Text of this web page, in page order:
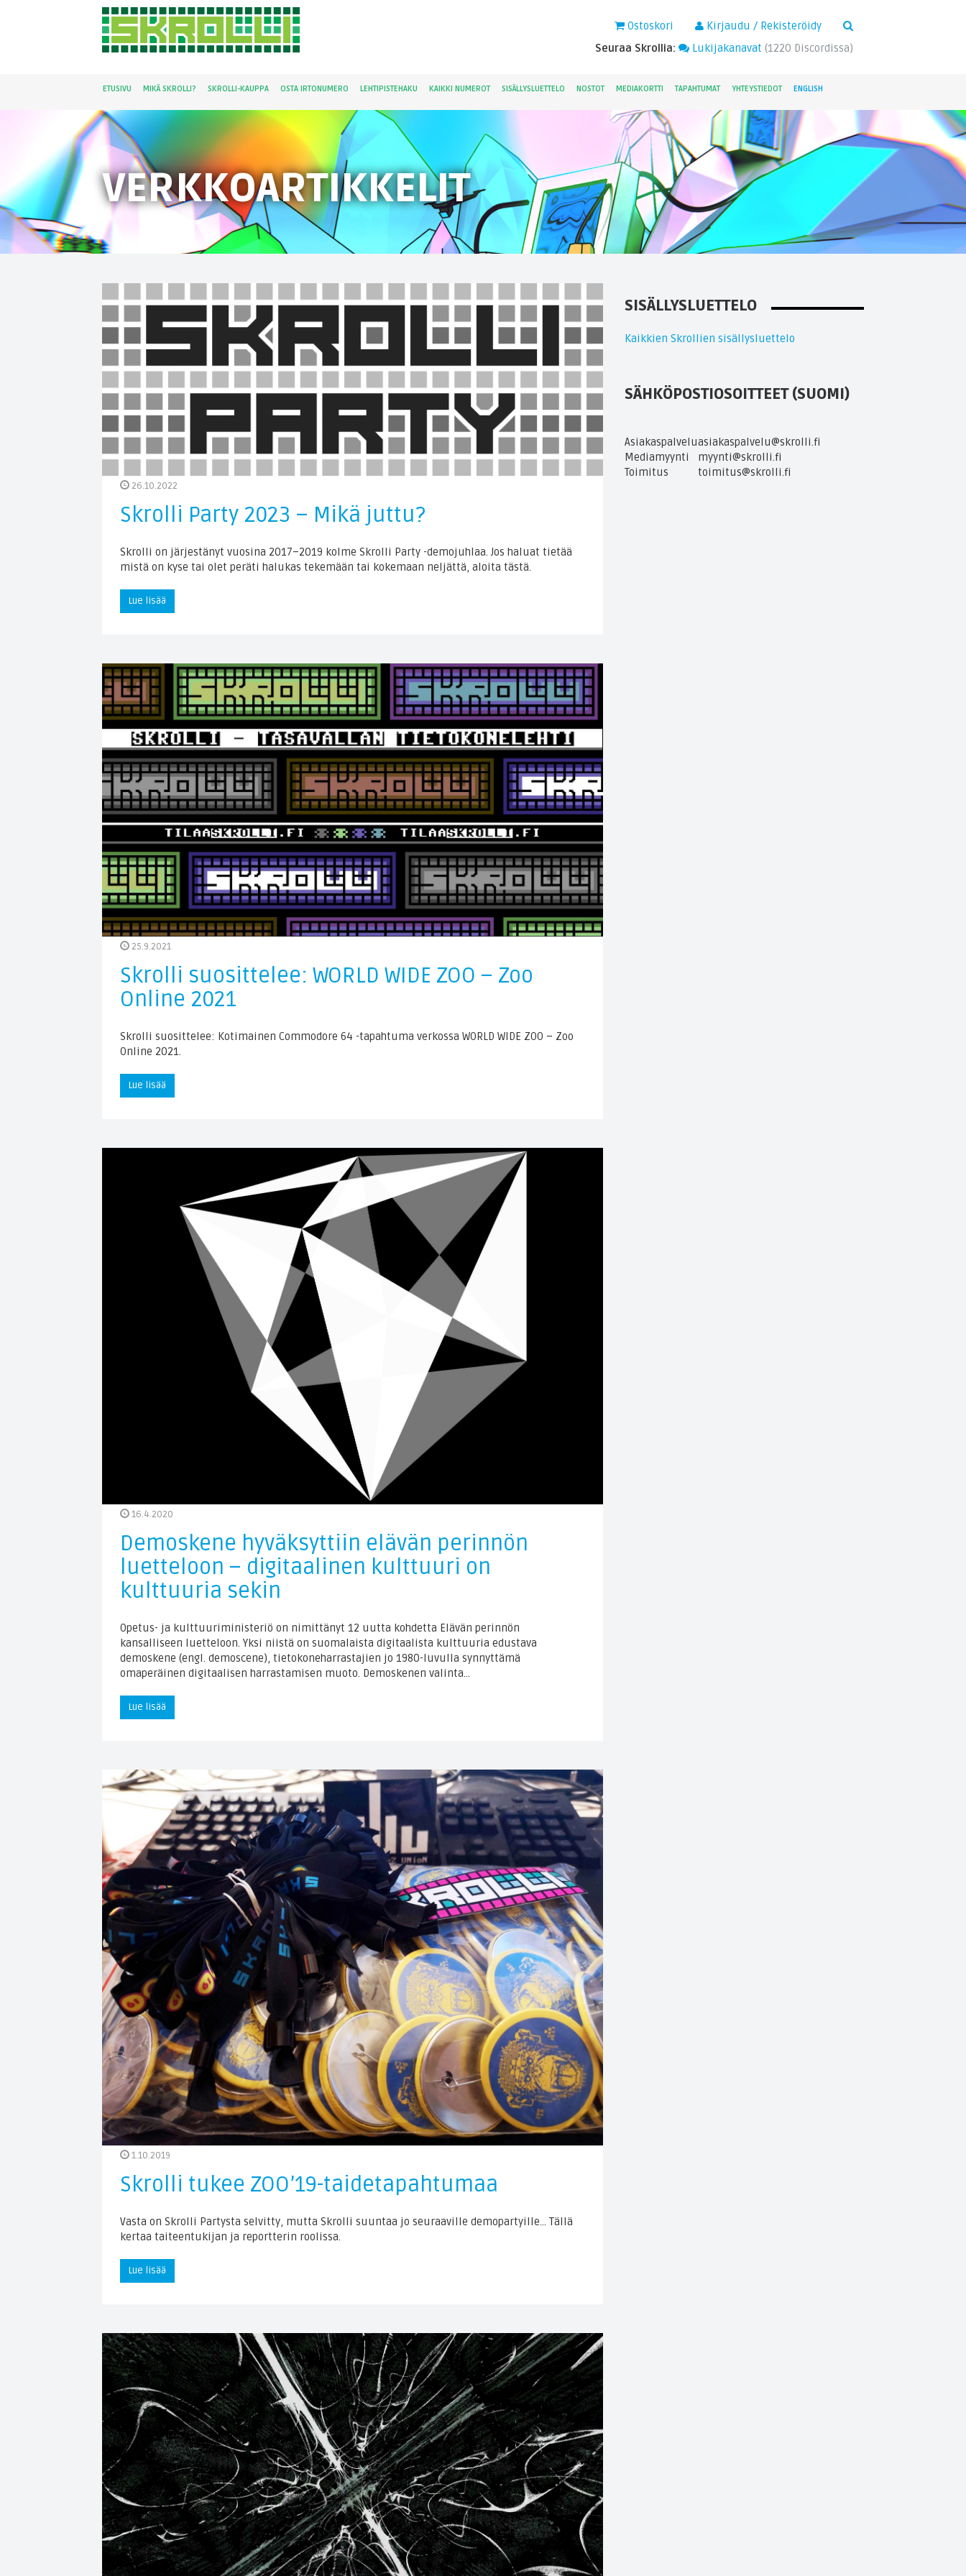
Kirjaudu / Rekisteröidy
Ostoskori
Seuraa Skrollia:
Lukijakanavat (1220 Discordissa)
ETUSIVU MIKÄ SKROLLI? SKROLLI-KAUPPA OSTA IRTONUMERO LEHTIPISTEHAKU KAIKKI NUMEROT SISÄLLYSLUETTELO NOSTOT MEDIAKORTTI TAPAHTUMAT YHTEYSTIEDOT ENGLISH
VERKKOARTIKKELIT
26.10.2022
Skrolli Party 2023 – Mikä juttu?
Skrolli on järjestänyt vuosina 2017–2019 kolme Skrolli Party -demojuhlaa. Jos haluat tietää
mistä on kyse tai olet peräti halukas tekemään tai kokemaan neljättä, aloita tästä.
Lue lisää
25.9.2021
Skrolli suosittelee: WORLD WIDE ZOO – Zoo
Online 2021
Skrolli suosittelee: Kotimainen Commodore 64 -tapahtuma verkossa WORLD WIDE ZOO – Zoo
Online 2021.
Lue lisää
16.4.2020
Demoskene hyväksyttiin elävän perinnön
luetteloon – digitaalinen kulttuuri on
kulttuuria sekin
Opetus- ja kulttuuriministeriö on nimittänyt 12 uutta kohdetta Elävän perinnön
kansalliseen luetteloon. Yksi niistä on suomalaista digitaalista kulttuuria edustava
demoskene (engl. demoscene), tietokoneharrastajien jo 1980-luvulla synnyttämä
omaperäinen digitaalisen harrastamisen muoto. Demoskenen valinta…
Lue lisää
1.10.2019
Skrolli tukee ZOO’19-taidetapahtumaa
Vasta on Skrolli Partysta selvitty, mutta Skrolli suuntaa jo seuraaville demopartyille… Tällä
kertaa taiteentukijan ja reportterin roolissa.
Lue lisää
SISÄLLYSLUETTELO
Kaikkien Skrollien sisällysluettelo
SÄHKÖPOSTIOSOITTEET (SUOMI)
Asiakaspalveluasiakaspalvelu@skrolli.fi
Mediamyynti
myynti@skrolli.fi
Toimitus
toimitus@skrolli.fi